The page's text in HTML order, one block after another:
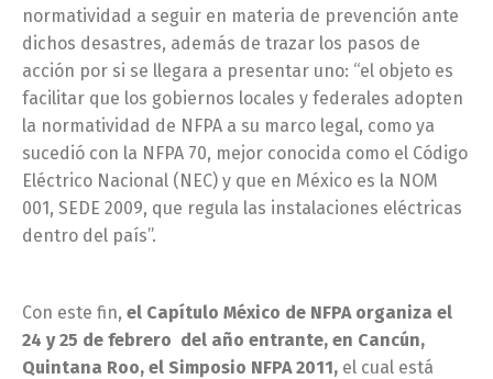
normatividad a seguir en materia de prevención ante
dichos desastres, además de trazar los pasos de
acción por si se llegara a presentar uno: “el objeto es
facilitar que los gobiernos locales y federales adopten
la normatividad de NFPA a su marco legal, como ya
sucedió con la NFPA 70, mejor conocida como el Código
Eléctrico Nacional (NEC) y que en México es la NOM
001, SEDE 2009, que regula las instalaciones eléctricas
dentro del país”.
Con este fin, el Capítulo México de NFPA organiza el
24 y 25 de febrero del año entrante, en Cancún,
Quintana Roo, el Simposio NFPA 2011, el cual está